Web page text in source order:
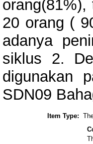
20 orang (
adanya
siklus 2.
digunakan
SDN09
Item Type: